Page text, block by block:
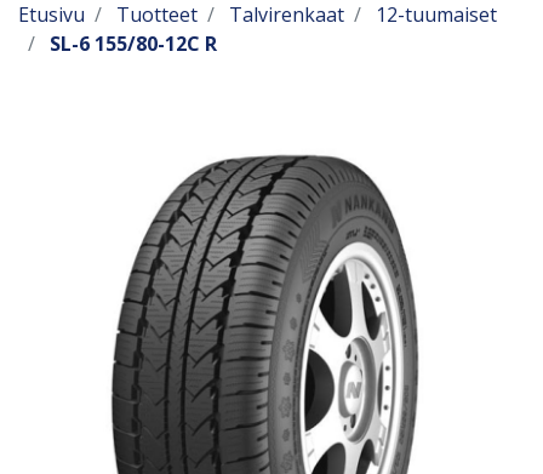
Etusivu Tuotteet Talvirenkaat
12-tuumaiset
SL-6 155/80-12C R